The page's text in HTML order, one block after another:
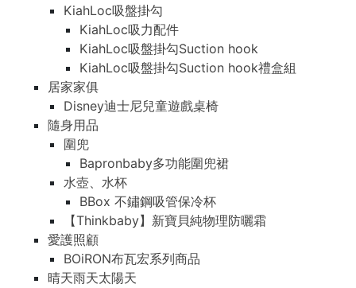
KiahLoc吸盤掛勾
KiahLoc吸力配件
KiahLoc吸盤掛勾Suction hook
KiahLoc吸盤掛勾Suction hook禮盒組
居家家俱
Disney迪士尼兒童遊戲桌椅
隨身用品
圍兜
Bapronbaby多功能圍兜裙
水壺、水杯
BBox 不鏽鋼吸管保冷杯
【Thinkbaby】新寶貝純物理防曬霜
愛護照顧
BOiRON布瓦宏系列商品
晴天雨天太陽天